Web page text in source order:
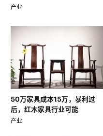
产业
50万家具成本15万，暴利过
后，红木家具行业可能
产业